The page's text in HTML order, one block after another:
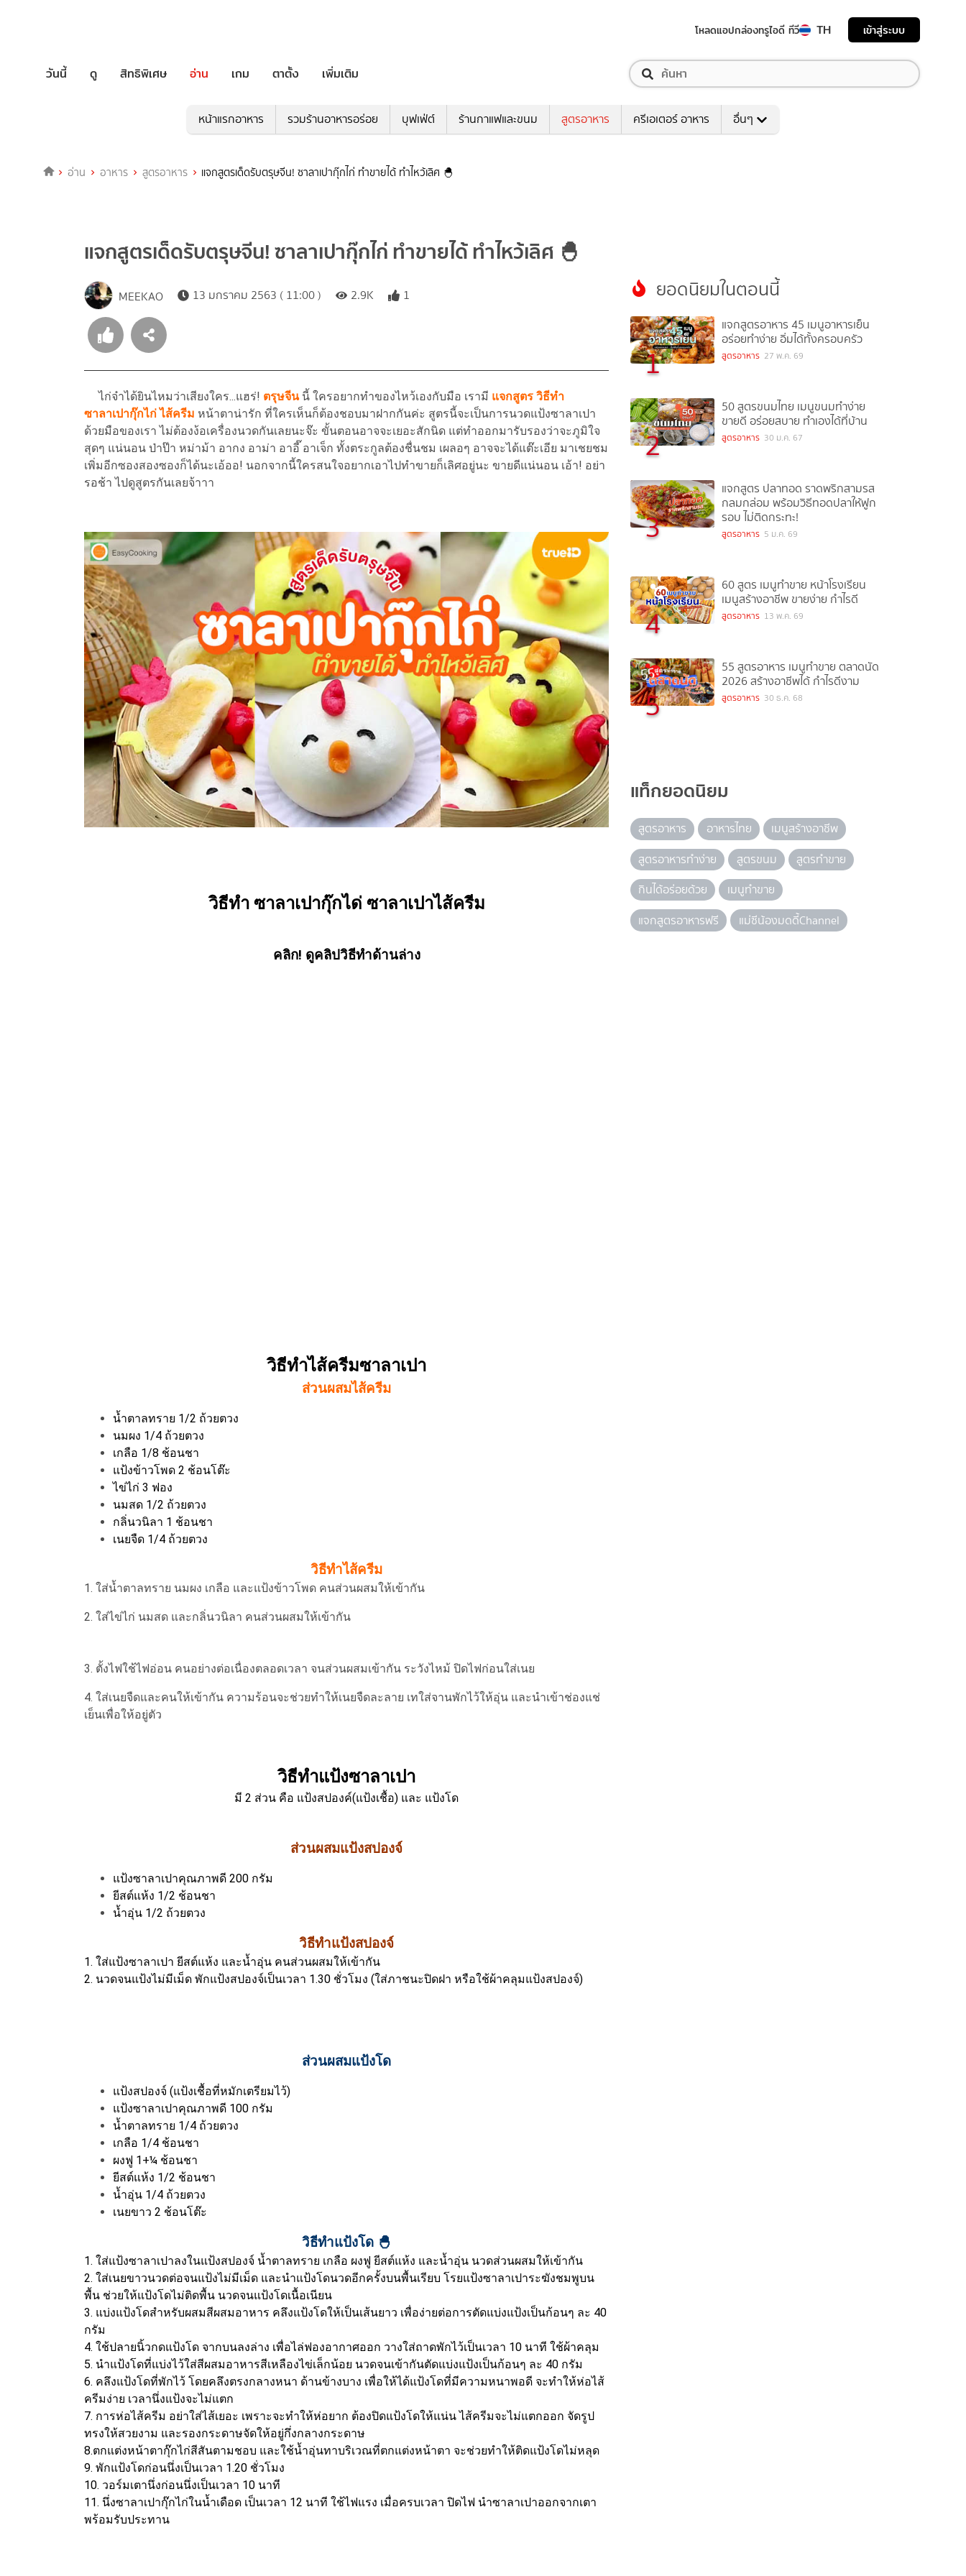
โหลดแอปกล่องทรูไอดี ทีวี TH เข้าสู่ระบบ
วันนี้ ดู สิทธิพิเศษ อ่าน เกม ตาตั้ง เพิ่มเติม
หน้าแรกอาหาร รวมร้านอาหารอร่อย บุฟเฟ่ต์ ร้านกาแฟและขนม สูตรอาหาร ครีเอเตอร์ อาหาร อื่นๆ
อ่าน อาหาร สูตรอาหาร แจกสูตรเด็ดรับตรุษจีน! ซาลาเปากุ๊กไก่ ทำขายได้ ทำไหว้เลิศ 🐣
แจกสูตรเด็ดรับตรุษจีน! ซาลาเปากุ๊กไก่ ทำขายได้ ทำไหว้เลิศ 🐣
MEEKAO 13 มกราคม 2563 ( 11:00 ) 2.9K 1
ไก่จ๋าได้ยินไหมว่าเสียงใคร...แฮร่! ตรุษจีนนี้ ใครอยากทำของไหว้เองกับมือ เรามี แจกสูตร วิธีทำ
ซาลาเปากุ๊กไก่ ไส้ครีม หน้าตาน่ารัก ที่ใครเห็นก็ต้องชอบมาฝากกันค่ะ สูตรนี้จะเป็นการนวดแป้งซาลาเปา
ด้วยมือของเรา ไม่ต้องง้อเครื่องนวดกันเลยนะจ๊ะ ขั้นตอนอาจจะเยอะสักนิด แต่ทำออกมารับรองว่าจะภูมิใจ
สุดๆ แน่นอน ป่าป๊า หม่าม้า อากง อาม่า อาอี๊ อาเจ็ก ทั้งตระกูลต้องชื่นชม เผลอๆ อาจจะได้แต๊ะเอีย มาเชยชม
เพิ่มอีกซองสองซองก็ได้นะเอ้ออ! นอกจากนี้ใครสนใจอยากเอาไปทำขายก็เลิศอยู่นะ ขายดีแน่นอน เอ้า! อย่า
รอช้า ไปดูสูตรกันเลยจ้าาา
วิธีทำ ซาลาเปากุ๊กได่ ซาลาเปาไส้ครีม
คลิก! ดูคลิปวิธีทำด้านล่าง
วิธีทำไส้ครีมซาลาเปา
ส่วนผสมไส้ครีม
น้ำตาลทราย 1/2 ถ้วยตวง
นมผง 1/4 ถ้วยตวง
เกลือ 1/8 ช้อนชา
แป้งข้าวโพด 2 ช้อนโต๊ะ
ไข่ไก่ 3 ฟอง
นมสด 1/2 ถ้วยตวง
กลิ่นวนิลา 1 ช้อนชา
เนยจืด 1/4 ถ้วยตวง
วิธีทำไส้ครีม
1. ใส่น้ำตาลทราย นมผง เกลือ และแป้งข้าวโพด คนส่วนผสมให้เข้ากัน
2. ใส่ไข่ไก่ นมสด และกลิ่นวนิลา คนส่วนผสมให้เข้ากัน
3. ตั้งไฟใช้ไฟอ่อน คนอย่างต่อเนื่องตลอดเวลา จนส่วนผสมเข้ากัน ระวังไหม้ ปิดไฟก่อนใส่เนย
4. ใส่เนยจืดและคนให้เข้ากัน ความร้อนจะช่วยทำให้เนยจืดละลาย เทใส่จานพักไว้ให้อุ่น และนำเข้าช่องแช่
เย็นเพื่อให้อยู่ตัว
วิธีทำแป้งซาลาเปา
มี 2 ส่วน คือ แป้งสปองค์(แป้งเชื้อ) และ แป้งโด
ส่วนผสมแป้งสปองจ์
แป้งซาลาเปาคุณภาพดี 200 กรัม
ยีสต์แห้ง 1/2 ช้อนชา
น้ำอุ่น 1/2 ถ้วยตวง
วิธีทำแป้งสปองจ์
1. ใส่แป้งซาลาเปา ยีสต์แห้ง และน้ำอุ่น คนส่วนผสมให้เข้ากัน
2. นวดจนแป้งไม่มีเม็ด พักแป้งสปองจ์เป็นเวลา 1.30 ชั่วโมง (ใส่ภาชนะปิดฝา หรือใช้ผ้าคลุมแป้งสปองจ์)
ส่วนผสมแป้งโด
แป้งสปองจ์ (แป้งเชื้อที่หมักเตรียมไว้)
แป้งซาลาเปาคุณภาพดี 100 กรัม
น้ำตาลทราย 1/4 ถ้วยตวง
เกลือ 1/4 ช้อนชา
ผงฟู 1+¼ ช้อนชา
ยีสต์แห้ง 1/2 ช้อนชา
น้ำอุ่น 1/4 ถ้วยตวง
เนยขาว 2 ช้อนโต๊ะ
วิธีทำแป้งโด 🐣
1. ใส่แป้งซาลาเปาลงในแป้งสปองจ์ น้ำตาลทราย เกลือ ผงฟู ยีสต์แห้ง และน้ำอุ่น นวดส่วนผสมให้เข้ากัน
2. ใส่เนยขาวนวดต่อจนแป้งไม่มีเม็ด และนำแป้งโดนวดอีกครั้งบนพื้นเรียบ โรยแป้งซาลาเปาระฆังชมพูบน
พื้น ช่วยให้แป้งโดไม่ติดพื้น นวดจนแป้งโดเนื้อเนียน
3. แบ่งแป้งโดสำหรับผสมสีผสมอาหาร คลึงแป้งโดให้เป็นเส้นยาว เพื่อง่ายต่อการตัดแบ่งแป้งเป็นก้อนๆ ละ 40
กรัม
4. ใช้ปลายนิ้วกดแป้งโด จากบนลงล่าง เพื่อไล่ฟองอากาศออก วางใส่ถาดพักไว้เป็นเวลา 10 นาที ใช้ผ้าคลุม
5. นำแป้งโดที่แบ่งไว้ใส่สีผสมอาหารสีเหลืองไข่เล็กน้อย นวดจนเข้ากันตัดแบ่งแป้งเป็นก้อนๆ ละ 40 กรัม
6. คลึงแป้งโดที่พักไว้ โดยคลึงตรงกลางหนา ด้านข้างบาง เพื่อให้ได้แป้งโดที่มีความหนาพอดี จะทำให้ห่อไส้
ครีมง่าย เวลานึ่งแป้งจะไม่แตก
7. การห่อไส้ครีม อย่าใส่ไส้เยอะ เพราะจะทำให้ห่อยาก ต้องปิดแป้งโดให้แน่น ไส้ครีมจะไม่แตกออก จัดรูป
ทรงให้สวยงาม และรองกระดาษจัดให้อยู่กึ่งกลางกระดาษ
8.ตกแต่งหน้าตากุ๊กไก่สีสันตามชอบ และใช้น้ำอุ่นทาบริเวณที่ตกแต่งหน้าตา จะช่วยทำให้ติดแป้งโดไม่หลุด
9. พักแป้งโดก่อนนึ่งเป็นเวลา 1.20 ชั่วโมง
10. วอร์มเตานึ่งก่อนนึ่งเป็นเวลา 10 นาที
11. นึ่งซาลาเปากุ๊กไก่ในน้ำเดือด เป็นเวลา 12 นาที ใช้ไฟแรง เมื่อครบเวลา ปิดไฟ นำซาลาเปาออกจากเตา
พร้อมรับประทาน
ยอดนิยมในตอนนี้
1
แจกสูตรอาหาร 45 เมนูอาหารเย็น
อร่อยทำง่าย อิ่มได้ทั้งครอบครัว
สูตรอาหาร 27 พ.ค. 69
2
50 สูตรขนมไทย เมนูขนมทำง่าย
ขายดี อร่อยสบาย ทำเองได้ที่บ้าน
สูตรอาหาร 30 ม.ค. 67
3
แจกสูตร ปลาทอด ราดพริกสามรส
กลมกล่อม พร้อมวิธีทอดปลาให้ฟูก
รอบ ไม่ติดกระทะ!
สูตรอาหาร 5 ม.ค. 69
4
60 สูตร เมนูทำขาย หน้าโรงเรียน
เมนูสร้างอาชีพ ขายง่าย กำไรดี
สูตรอาหาร 13 พ.ค. 69
5
55 สูตรอาหาร เมนูทำขาย ตลาดนัด
2026 สร้างอาชีพได้ กำไรดีงาม
สูตรอาหาร 30 ธ.ค. 68
แท็กยอดนิยม
สูตรอาหาร อาหารไทย
เมนูสร้างอาชีพ
สูตรอาหารทำง่าย
สูตรขนม
สูตรทำขาย
กินได้อร่อยด้วย
เมนูทำขาย
แจกสูตรอาหารฟรี
แม่ซีน้องมดดี้Channel